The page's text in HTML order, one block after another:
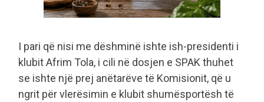
I pari që nisi me dëshminë ishte ish-presidenti i
klubit Afrim Tola, i cili në dosjen e SPAK thuhet
se ishte një prej anëtarëve të Komisionit, që u
ngrit për vlerësimin e klubit shumësportësh të